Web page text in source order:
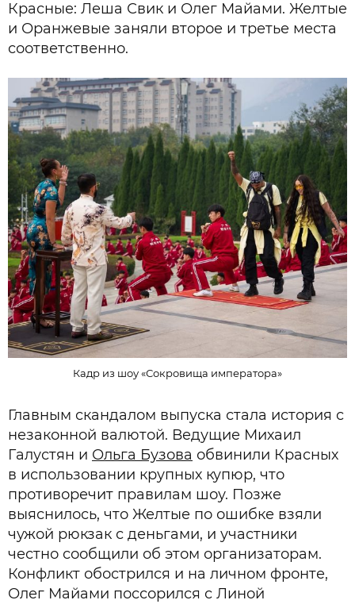
Красные: Леша Свик и Олег Майами. Желтые
и Оранжевые заняли второе и третье места
соответственно.
Кадр из шоу «Сокровища императора»
Главным скандалом выпуска стала история с
незаконной валютой. Ведущие Михаил
Галустян и Ольга Бузова обвинили Красных
в использовании крупных купюр, что
противоречит правилам шоу. Позже
выяснилось, что Желтые по ошибке взяли
чужой рюкзак с деньгами, и участники
честно сообщили об этом организаторам.
Конфликт обострился и на личном фронте,
Олег Майами поссорился с Линой